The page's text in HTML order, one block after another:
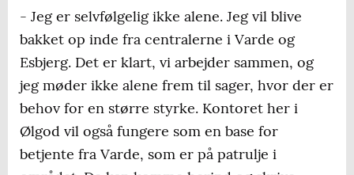
- Jeg er selvfølgelig ikke alene. Jeg vil blive
bakket op inde fra centralerne i Varde og
Esbjerg. Det er klart, vi arbejder sammen, og
jeg møder ikke alene frem til sager, hvor der er
behov for en større styrke. Kontoret her i
Ølgod vil også fungere som en base for
betjente fra Varde, som er på patrulje i